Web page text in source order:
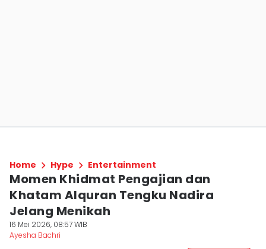
Home Hype Entertainment
Momen Khidmat Pengajian dan
Khatam Alquran Tengku Nadira
Jelang Menikah
16 Mei 2026, 08:57 WIB
Ayesha Bachri